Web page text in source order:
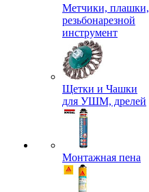
Метчики, плашки,
резьбонарезной
инструмент
Щетки и Чашки
для УШМ, дрелей
Монтажная пена